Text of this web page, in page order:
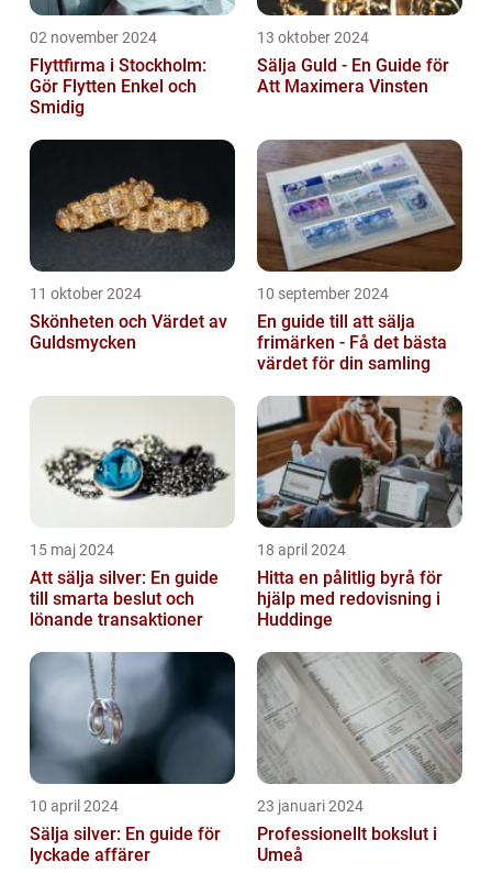
02 november 2024
Flyttfirma i Stockholm:
Gör Flytten Enkel och
Smidig
13 oktober 2024
Sälja Guld - En Guide för
Att Maximera Vinsten
11 oktober 2024
Skönheten och Värdet av
Guldsmycken
10 september 2024
En guide till att sälja
frimärken - Få det bästa
värdet för din samling
15 maj 2024
Att sälja silver: En guide
till smarta beslut och
lönande transaktioner
18 april 2024
Hitta en pålitlig byrå för
hjälp med redovisning i
Huddinge
10 april 2024
Sälja silver: En guide för
lyckade affärer
23 januari 2024
Professionellt bokslut i
Umeå